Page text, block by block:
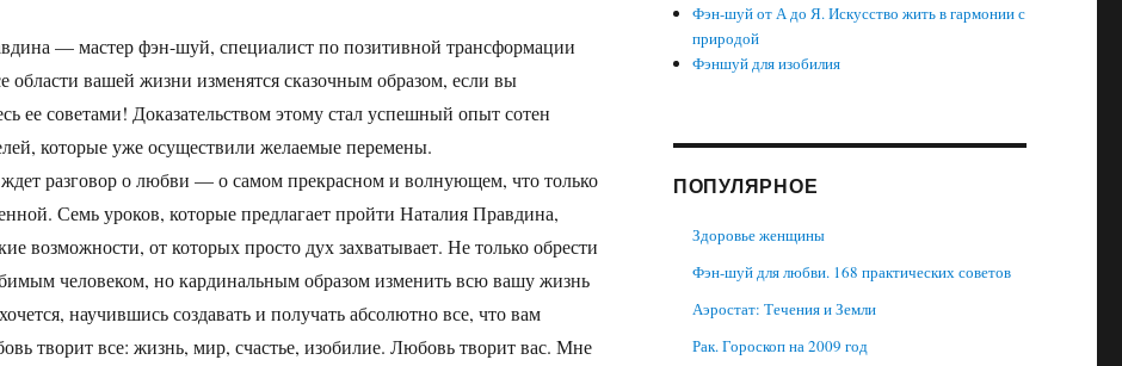
— мастер фэн-шуй, специалист по позитивной трансформации
области вашей жизни изменятся сказочным образом, если вы
ее советами! Доказательством этому стал успешный опыт сотен
которые уже осуществили желаемые перемены.
разговор о любви — о самом прекрасном и волнующем, что только
Семь уроков, которые предлагает пройти Наталия Правдина,
возможности, от которых просто дух захватывает. Не только обрести
человеком, но кардинальным образом изменить всю вашу жизнь
научившись создавать и получать абсолютно все, что вам
творит все: жизнь, мир, счастье, изобилие. Любовь творит вас. Мне
Фэн-шуй от А до Я. Искусство жить в гармонии с
природой
Фэншуй для изобилия
ПОПУЛЯРНОЕ
Здоровье женщины
Фэн-шуй для любви. 168 практических советов
Аэростат: Течения и Земли
Рак. Гороскоп на 2009 год